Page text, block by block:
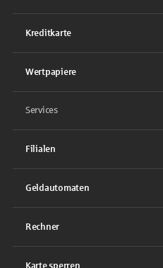
Kreditkarte
Wertpapiere
Services
Filialen
Geldautomaten
Rechner
Karte sperren